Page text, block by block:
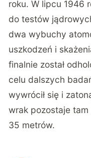
roku. W lipcu 1946
do testów
dwa wybuchy
uszkodzeń i
finalnie został
celu dalszych
wywrócił się i
wrak pozostaje tam
35 metrów.